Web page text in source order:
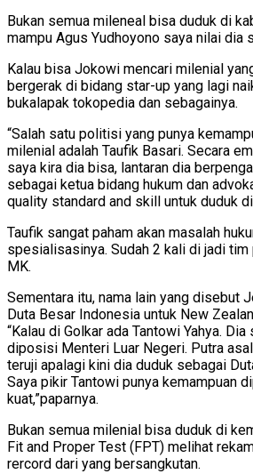
Bukan semua mileneal bisa duduk di
mampu Agus Yudhoyono saya nilai dia
Kalau bisa Jokowi mencari milenial
bergerak di bidang star-up yang lagi
bukalapak tokopedia dan sebagainya.
“Salah satu politisi yang punya
milenial adalah Taufik Basari. Secara
saya kira dia bisa, lantaran dia
sebagai ketua bidang hukum dan
quality standard and skill untuk duduk
Taufik sangat paham akan masalah
spesialisasinya. Sudah 2 kali di jadi
MK.
Sementara itu, nama lain yang disebut
Duta Besar Indonesia untuk New
“Kalau di Golkar ada Tantowi Yahya.
diposisi Menteri Luar Negeri. Putra
teruji apalagi kini dia duduk sebagai
Saya pikir Tantowi punya kemampuan
kuat,”paparnya.
Bukan semua milenial bisa duduk di
Fit and Proper Test (FPT) melihat
rercord dari yang bersangkutan.